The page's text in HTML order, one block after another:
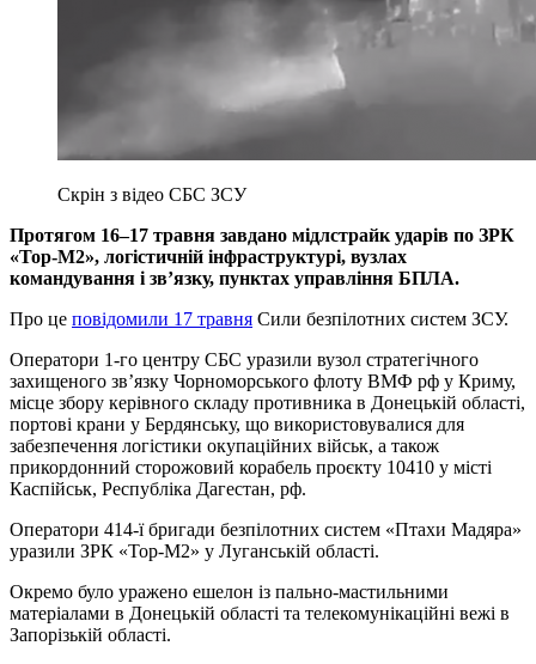
Скрін з відео СБС ЗСУ
Протягом 16–17 травня завдано мідлстрайк ударів по ЗРК
«Тор-М2», логістичній інфраструктурі, вузлах
командування і зв’язку, пунктах управління БПЛА.
Про це повідомили 17 травня Сили безпілотних систем ЗСУ.
Оператори 1-го центру СБС уразили вузол стратегічного
захищеного зв’язку Чорноморського флоту ВМФ рф у Криму,
місце збору керівного складу противника в Донецькій області,
портові крани у Бердянську, що використовувалися для
забезпечення логістики окупаційних військ, а також
прикордонний сторожовий корабель проєкту 10410 у місті
Каспійськ, Республіка Дагестан, рф.
Оператори 414-ї бригади безпілотних систем «Птахи Мадяра»
уразили ЗРК «Тор-М2» у Луганській області.
Окремо було уражено ешелон із пально-мастильними
матеріалами в Донецькій області та телекомунікаційні вежі в
Запорізькій області.